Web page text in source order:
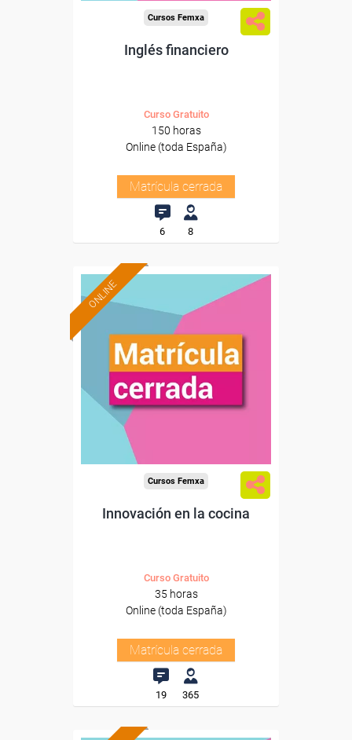
Cursos Femxa
Inglés financiero
Curso Gratuito
150 horas
Online (toda España)
Matrícula cerrada
6 8
ONLINE
Cursos Femxa
Innovación en la cocina
Curso Gratuito
35 horas
Online (toda España)
Matrícula cerrada
19 365